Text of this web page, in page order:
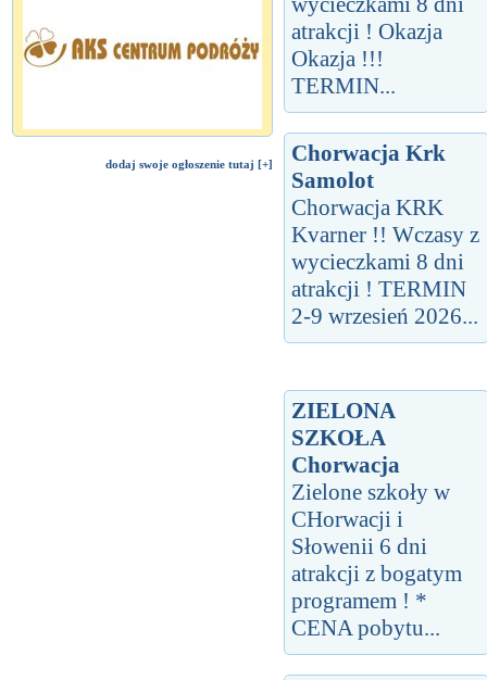
dodaj swoje ogłoszenie tutaj [+]
atrakcji ! Okazja
Okazja !!!
TERMIN...
Chorwacja Krk
Samolot
Chorwacja KRK
Kvarner !! Wczasy z
wycieczkami 8 dni
atrakcji ! TERMIN
2-9 wrzesień 2026...
ZIELONA
SZKOŁA
Chorwacja
Zielone szkoły w
CHorwacji i
Słowenii 6 dni
atrakcji z bogatym
programem ! *
CENA pobytu...